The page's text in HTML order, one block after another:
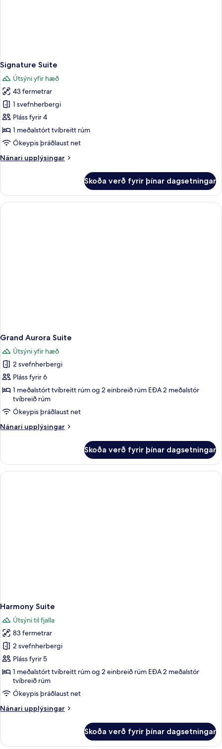
Signature Suite
Útsýni yfir hæð
43 fermetrar
1 svefnherbergi
Pláss fyrir 4
1 meðalstórt tvíbreitt rúm
Ókeypis þráðlaust net
Nánari upplýsingar
Nánari
Suite
Skoða verð fyrir þínar dagsetningar
Grand Aurora Suite
Útsýni yfir hæð
2 svefnherbergi
Pláss fyrir 6
1 meðalstórt tvíbreitt rúm og 2 einbreið rúm EÐA 2 meðalstór
tvíbreið rúm
Ókeypis þráðlaust net
Nánari upplýsingar
Nánari
Aurora
Suite
Skoða verð fyrir þínar dagsetningar
Harmony Suite
Útsýni til fjalla
83 fermetrar
2 svefnherbergi
Pláss fyrir 5
1 meðalstórt tvíbreitt rúm og 2 einbreið rúm EÐA 2 meðalstór
tvíbreið rúm
Ókeypis þráðlaust net
Nánari upplýsingar
Nánari
Suite
Skoða verð fyrir þínar dagsetningar